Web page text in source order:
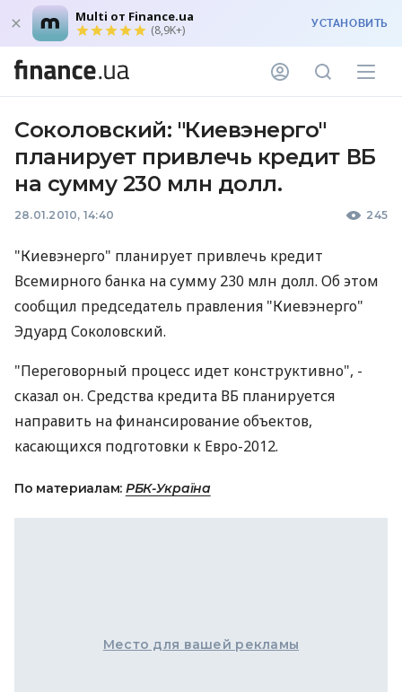
Multi от Finance.ua
(8,9K+) УСТАНОВИТЬ
Соколовский: "Киевэнерго"
планирует привлечь кредит ВБ
на сумму 230 млн долл.
28.01.2010, 14:40 245
"Киевэнерго" планирует привлечь кредит
Всемирного банка на сумму 230 млн долл. Об этом
сообщил председатель правления "Киевэнерго"
Эдуард Соколовский.
"Переговорный процесс идет конструктивно", -
сказал он. Средства кредита ВБ планируется
направить на финансирование объектов,
касающихся подготовки к Евро-2012.
По материалам: РБК-Україна
Место для вашей рекламы